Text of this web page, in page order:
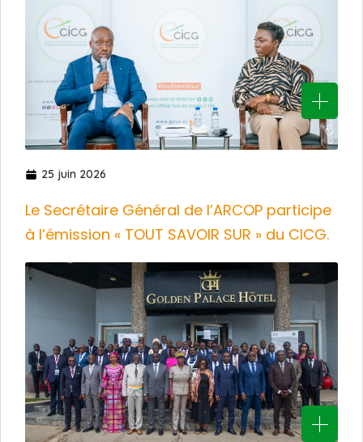
25 juin 2026
Le Secrétaire Général de l’ARCOP participe
à l’émission « TOUT SAVOIR SUR » du CICG.